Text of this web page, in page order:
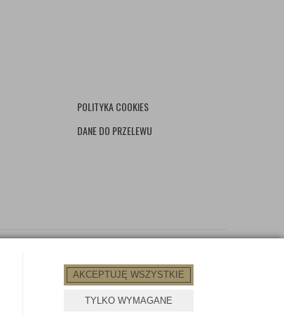
AKCEPTUJĘ WSZYSTKIE
TYLKO WYMAGANE
POLITYKA COOKIES
DANE DO PRZELEWU